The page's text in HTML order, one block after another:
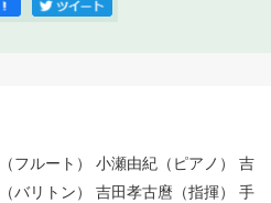
フルート） 小瀬由紀（ピアノ） 吉
バリトン） 吉田孝古麿（指揮） 手